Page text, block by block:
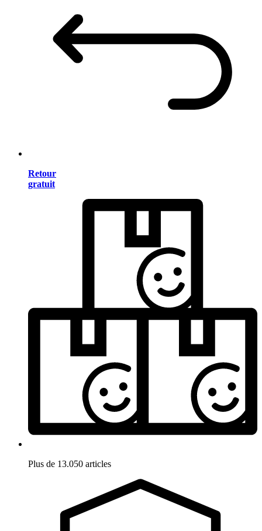
Retour
gratuit
Plus de 13.050 articles